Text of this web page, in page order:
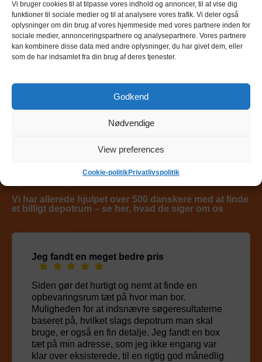
Vi bruger cookies til at tilpasse vores indhold og annoncer, til at vise dig
funktioner til sociale medier og til at analysere vores trafik. Vi deler også
oplysninger om din brug af vores hjemmeside med vores partnere inden for
sociale medier, annonceringspartnere og analysepartnere. Vores partnere
kan kombinere disse data med andre oplysninger, du har givet dem, eller
som de har indsamlet fra din brug af deres tjenester.
Godkend
Nødvendige
View preferences
Cookie-politikPrivatlivspolitik
Hvad siger folk om
tjekdepot?
Vi har allerede hjulpet over 500 danskere med at finde
et billigt depotrum – se her, hvad de siger om os
Jeg fandt en meget bedre pris
Siden gør det hurtigt og nemt at finde en
opbevaringsrum tæt på hvor man bor.
Muligheden for at indsnævre søgeresultaterne
baseret på, hvilket slags depotrum man skal
bruge, er også en fin detalje. Jeg fandt en box
tæt på min adresse, som jeg ikke engang var
klar over eksisterede, til en rigtig god månedlig